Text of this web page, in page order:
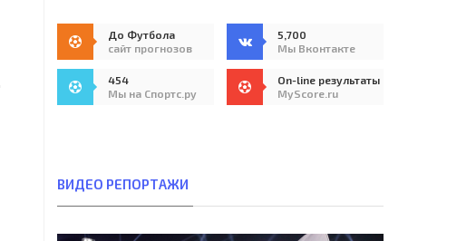
До Футбола
сайт прогнозов
5,700
Мы Вконтакте
454
Мы на Спортс.ру
On-line результаты
MyScore.ru
ВИДЕО РЕПОРТАЖИ